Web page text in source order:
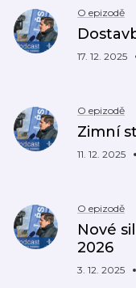
O epizodě
17. 12. 2025
O epizodě
Zimní
11. 12. 2025
O epizodě
Nové
2026
3. 12. 2025